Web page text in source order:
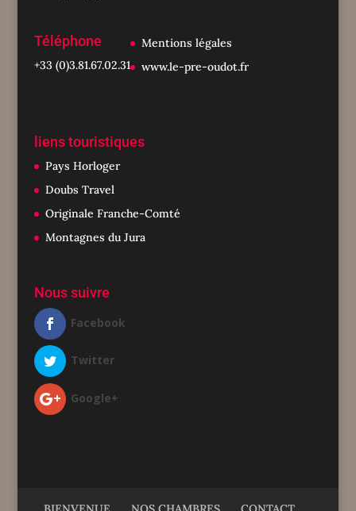
Téléphone
+33 (0)3.81.67.02.31
Mentions légales
www.le-pre-oudot.fr
liens touristiques
Pays Horloger
Doubs Travel
Originale Franche-Comté
Montagnes du Jura
Nous suivre
Facebook
Twitter
Google+